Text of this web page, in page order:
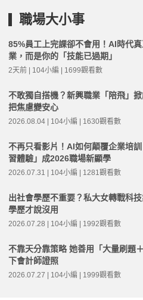
職場大小事
85%員工上完課卻不會用！AI時代
業，而是你的「技能已過期」
2天前 | 104小編 | 1699觀看數
不敢獨自搭機？新興職業「陪飛」掀
把焦慮變安心
2026.08.04 | 104小編 | 1630觀看數
不再只看影片！AI如何顛覆企業培
習體驗」成2026職場新顯學
2026.07.31 | 104小編 | 1281觀看數
出社會學歷不重要？私大女轉戰科
學歷才說沒用
2026.07.28 | 104小編 | 1992觀看數
不靠天分靠策略 她善用「大量刷題
下會計師證照
2026.07.27 | 104小編 | 1999觀看數